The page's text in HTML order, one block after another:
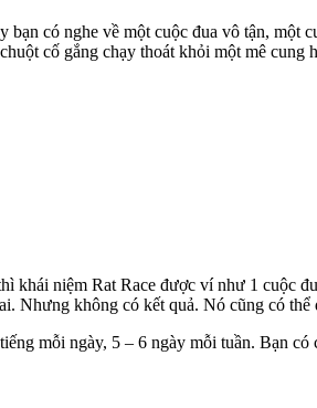
bạn có nghe về một cuộc đua vô tận,
cố gắng chạy thoát khỏi một mê cung
khái niệm Rat Race được ví như 1 cuộc
Nhưng không có kết quả. Nó cũng có
mỗi ngày, 5 – 6 ngày mỗi tuần. Bạn